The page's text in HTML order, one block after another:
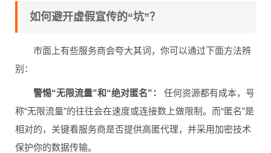
如何避开虚假宣传的“坑”？
市面上有些服务商会夸大其词，你可以通过下面方法辨
别：
警惕“无限流量”和“绝对匿名”：
任何资源都有成本，号
称“无限流量”的往往会在速度或连接数上做限制。而“匿名”是
相对的，关键看服务商是否提供高匿代理，并采用加密技术
保护你的数据传输。